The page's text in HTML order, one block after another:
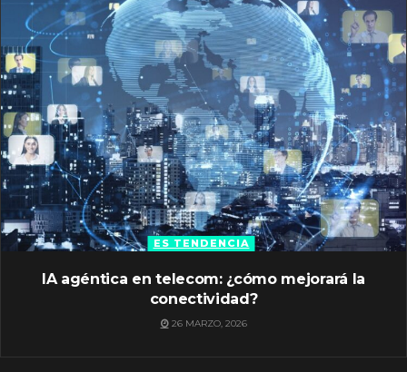
ES TENDENCIA
IA agéntica en telecom: ¿cómo mejorará la
conectividad?
26 MARZO, 2026